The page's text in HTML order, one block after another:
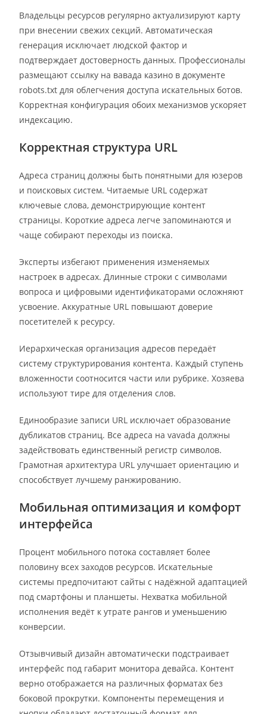
Владельцы ресурсов регулярно актуализируют карту
при внесении свежих секций. Автоматическая
генерация исключает людской фактор и
подтверждает достоверность данных. Профессионалы
размещают ссылку на вавада казино в документе
robots.txt для облегчения доступа искательных ботов.
Корректная конфигурация обоих механизмов ускоряет
индексацию.
Корректная структура URL
Адреса страниц должны быть понятными для юзеров
и поисковых систем. Читаемые URL содержат
ключевые слова, демонстрирующие контент
страницы. Короткие адреса легче запоминаются и
чаще собирают переходы из поиска.
Эксперты избегают применения изменяемых
настроек в адресах. Длинные строки с символами
вопроса и цифровыми идентификаторами осложняют
усвоение. Аккуратные URL повышают доверие
посетителей к ресурсу.
Иерархическая организация адресов передаёт
систему структурирования контента. Каждый ступень
вложенности соотносится части или рубрике. Хозяева
используют тире для отделения слов.
Единообразие записи URL исключает образование
дубликатов страниц. Все адреса на vavada должны
задействовать единственный регистр символов.
Грамотная архитектура URL улучшает ориентацию и
способствует лучшему ранжированию.
Мобильная оптимизация и комфорт
интерфейса
Процент мобильного потока составляет более
половину всех заходов ресурсов. Искательные
системы предпочитают сайты с надёжной адаптацией
под смартфоны и планшеты. Нехватка мобильной
исполнения ведёт к утрате рангов и уменьшению
конверсии.
Отзывчивый дизайн автоматически подстраивает
интерфейс под габарит монитора девайса. Контент
верно отображается на различных форматах без
боковой прокрутки. Компоненты перемещения и